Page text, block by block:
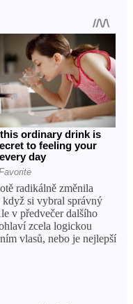
radikálně změnila
když si vybral správný
v předvečer dalšího
zcela logickou
vlasů, nebo je nejlepší